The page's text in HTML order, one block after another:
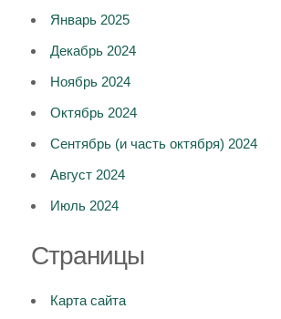
Январь 2025
Декабрь 2024
Ноябрь 2024
Октябрь 2024
Сентябрь (и часть октября) 2024
Август 2024
Июль 2024
Страницы
Карта сайта